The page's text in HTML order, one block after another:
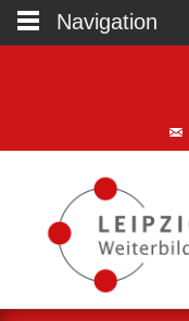
Navigation